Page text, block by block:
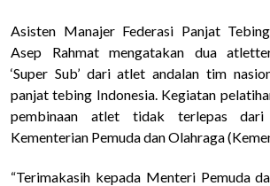
Asisten Manajer Federasi Panjat
Asep Rahmat mengatakan dua
‘Super Sub’ dari atlet andalan tim
panjat tebing Indonesia. Kegiatan
pembinaan atlet tidak terlepas dari
Kementerian Pemuda dan Olahraga
“Terimakasih kepada Menteri Pemuda